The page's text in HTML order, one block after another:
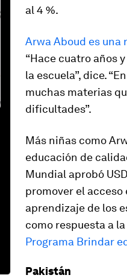
al 4 %.
Arwa Aboud es una
“Hace cuatro años
la escuela”, dice.
muchas materias
dificultades”.
Más niñas como
educación de
Mundial aprobó
promover el
aprendizaje de los
como respuesta a
Programa Brindar
Pakistán